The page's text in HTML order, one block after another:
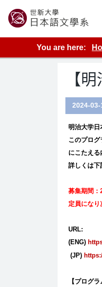
content
世新大學教學單位的網站
You are here:
【
2024-03-
明治大学日
このプロ
にこたえる
詳しくは下
募集期間：
定員になり
URL:
(ENG)
(JP)
【プログラ